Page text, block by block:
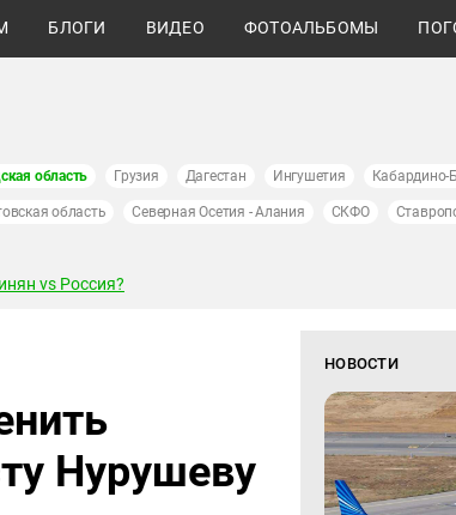
БЛОГИ ВИДЕО ФОТОАЛЬБОМЫ
область Грузия Дагестан Ингушетия Кабардино-
область Северная Осетия - Алания СКФО
vs Россия?
Нурушеву
НОВОСТИ